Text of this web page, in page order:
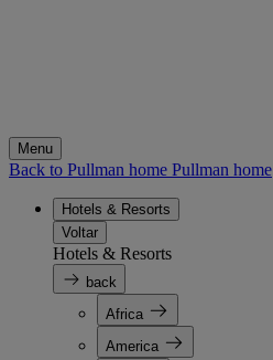
Menu
Back to Pullman home Pullman home
Hotels & Resorts
Voltar
Hotels & Resorts
back
Africa
America